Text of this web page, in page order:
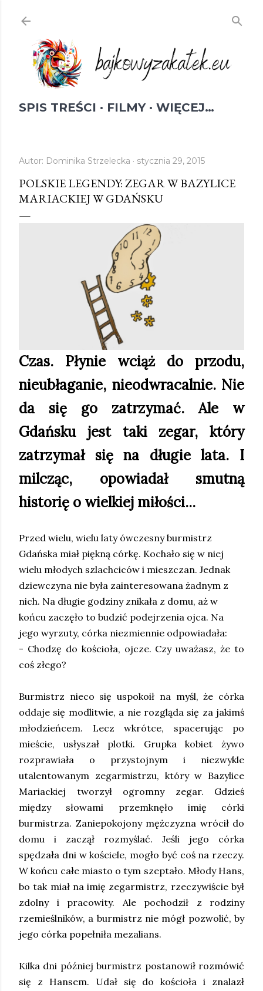
SPIS TREŚCI FILMY WIĘCEJ…
Autor: Dominika Strzelecka stycznia 29, 2015
POLSKIE LEGENDY: ZEGAR W BAZYLICE
MARIACKIEJ W GDAŃSKU
Czas. Płynie wciąż do przodu,
nieubłaganie, nieodwracalnie. Nie
da się go zatrzymać. Ale w
Gdańsku jest taki zegar, który
zatrzymał się na długie lata. I
milcząc, opowiadał smutną
historię o wielkiej miłości...
Przed wielu, wielu laty ówczesny burmistrz
Gdańska miał piękną córkę. Kochało się w niej
wielu młodych szlachciców i mieszczan. Jednak
dziewczyna nie była zainteresowana żadnym z
nich. Na długie godziny znikała z domu, aż w
końcu zaczęło to budzić podejrzenia ojca. Na
jego wyrzuty, córka niezmiennie odpowiadała:
- Chodzę do kościoła, ojcze. Czy uważasz, że to
coś złego?
Burmistrz nieco się uspokoił na myśl, że córka
oddaje się modlitwie, a nie rozgląda się za jakimś
młodzieńcem. Lecz wkrótce, spacerując po
mieście, usłyszał plotki. Grupka kobiet żywo
rozprawiała o przystojnym i niezwykle
utalentowanym zegarmistrzu, który w Bazylice
Mariackiej tworzył ogromny zegar. Gdzieś
między słowami przemknęło imię córki
burmistrza. Zaniepokojony mężczyzna wrócił do
domu i zaczął rozmyślać. Jeśli jego córka
spędzała dni w kościele, mogło być coś na rzeczy.
W końcu całe miasto o tym szeptało. Młody Hans,
bo tak miał na imię zegarmistrz, rzeczywiście był
zdolny i pracowity. Ale pochodził z rodziny
rzemieślników, a burmistrz nie mógł pozwolić, by
jego córka popełniła mezalians.
Kilka dni później burmistrz postanowił rozmówić
się z Hansem. Udał się do kościoła i znalazł